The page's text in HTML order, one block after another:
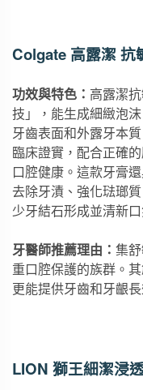
Colgate 高露潔 抗
功效與特色： 高露潔
技」，能生成細緻泡
牙齒表面和外露牙本
臨床證實，配合正確
口腔健康。這款牙膏
去除牙漬、強化琺瑯
少牙結石形成並清新口
牙醫師推薦理由： 集
重口腔保護的族群。
更能提供牙齒和牙齦
LION 獅王細潔浸